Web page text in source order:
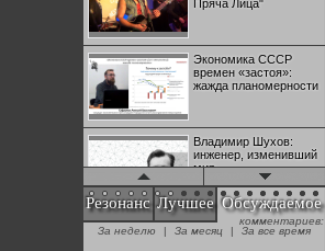
Пряча Лица"
Экономика СССР
времен «застоя»:
жажда планомерности
Владимир Шухов:
инженер, изменивший
мир
"Аркадий Коц" на
эгалите-фесте "Не
Резонанс Лучшее Обсуждаемое
комментариев:
За неделю
| За месяц | За все время